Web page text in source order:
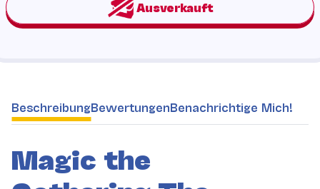
weitere Registerkarten anzeigen
BeschreibungBewertungenBenachrichtige Mich!
Magic the